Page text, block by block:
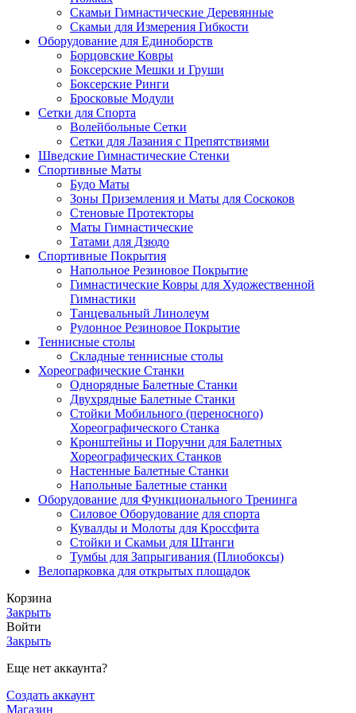
Скамьи Гимнастические Деревянные
Скамьи для Измерения Гибкости
Оборудование для Единоборств
Борцовские Ковры
Боксерские Мешки и Груши
Боксерские Ринги
Бросковые Модули
Сетки для Спорта
Волейбольные Сетки
Сетки для Лазания с Препятствиями
Шведские Гимнастические Стенки
Спортивные Маты
Будо Маты
Зоны Приземления и Маты для Соскоков
Стеновые Протекторы
Маты Гимнастические
Татами для Дзюдо
Спортивные Покрытия
Напольное Резиновое Покрытие
Гимнастические Ковры для Художественной
Гимнастики
Танцевальный Линолеум
Рулонное Резиновое Покрытие
Теннисные столы
Складные теннисные столы
Хореографические Станки
Однорядные Балетные Станки
Двухрядные Балетные Станки
Стойки Мобильного (переносного)
Хореографического Станка
Кронштейны и Поручни для Балетных
Хореографических Станков
Настенные Балетные Станки
Напольные Балетные станки
Оборудование для Функционального Тренинга
Силовое Оборудование для спорта
Кувалды и Молоты для Кроссфита
Стойки и Скамьи для Штанги
Тумбы для Запрыгивания (Плиобоксы)
Велопарковка для открытых площадок
Корзина
Закрыть
Войти
Закрыть
Еще нет аккаунта?
Создать аккаунт
Магазин